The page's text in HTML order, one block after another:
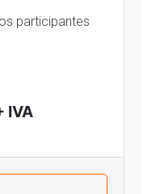
participantes
IVA